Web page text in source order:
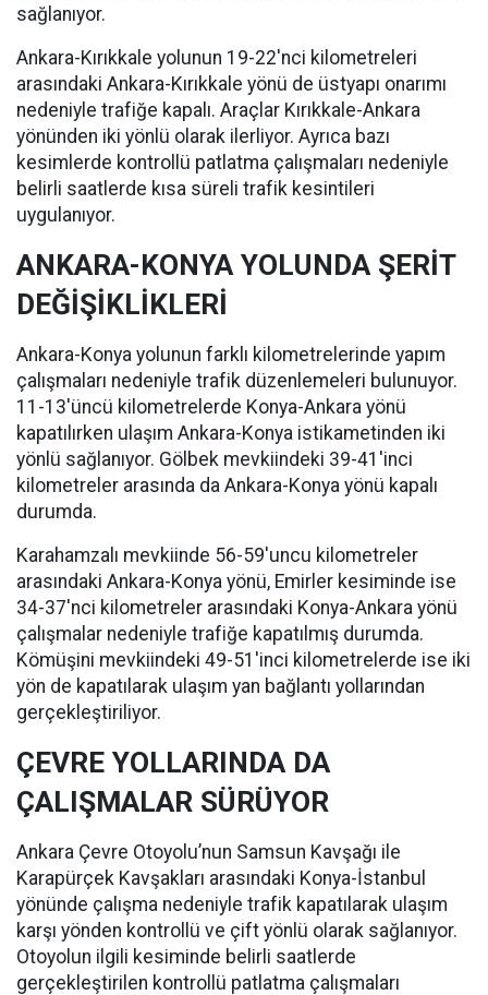
sağlanıyor.
Ankara-Kırıkkale yolunun 19-22'nci kilometreleri
arasındaki Ankara-Kırıkkale yönü de üstyapı onarımı
nedeniyle trafiğe kapalı. Araçlar Kırıkkale-Ankara
yönünden iki yönlü olarak ilerliyor. Ayrıca bazı
kesimlerde kontrollü patlatma çalışmaları nedeniyle
belirli saatlerde kısa süreli trafik kesintileri
uygulanıyor.
ANKARA-KONYA YOLUNDA ŞERİT
DEĞİŞİKLİKLERİ
Ankara-Konya yolunun farklı kilometrelerinde yapım
çalışmaları nedeniyle trafik düzenlemeleri bulunuyor.
11-13'üncü kilometrelerde Konya-Ankara yönü
kapatılırken ulaşım Ankara-Konya istikametinden iki
yönlü sağlanıyor. Gölbek mevkiindeki 39-41'inci
kilometreler arasında da Ankara-Konya yönü kapalı
durumda.
Karahamzalı mevkiinde 56-59'uncu kilometreler
arasındaki Ankara-Konya yönü, Emirler kesiminde ise
34-37'nci kilometreler arasındaki Konya-Ankara yönü
çalışmalar nedeniyle trafiğe kapatılmış durumda.
Kömüşini mevkiindeki 49-51'inci kilometrelerde ise iki
yön de kapatılarak ulaşım yan bağlantı yollarından
gerçekleştiriliyor.
ÇEVRE YOLLARINDA DA
ÇALIŞMALAR SÜRÜYOR
Ankara Çevre Otoyolu’nun Samsun Kavşağı ile
Karapürçek Kavşakları arasındaki Konya-İstanbul
yönünde çalışma nedeniyle trafik kapatılarak ulaşım
karşı yönden kontrollü ve çift yönlü olarak sağlanıyor.
Otoyolun ilgili kesiminde belirli saatlerde
gerçekleştirilen kontrollü patlatma çalışmaları